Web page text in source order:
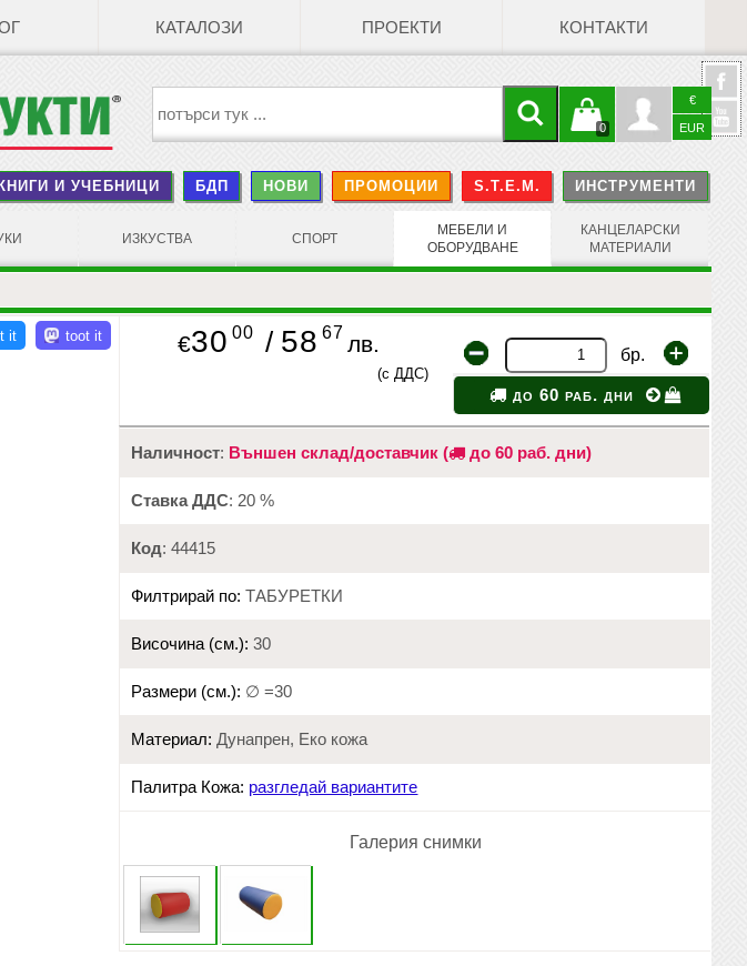
КАТАЛОЗИ ПРОЕКТИ КОНТАКТИ
€
EUR
Профил
0
Кошницата
е празна
И УЧЕБНИЦИ БДП НОВИ ПРОМОЦИИ S.T.E.M. ИНСТРУМЕНТИ
ИЗКУСТВА СПОРТ
МЕБЕЛИ И
ОБОРУДВАНЕ
КАНЦЕЛАРСКИ
МАТЕРИАЛИ
€30 00 / 58 67 лв.
(с ДДС)
бр.
до 60 раб. дни
Наличност: Външен склад/доставчик ( до 60 раб. дни)
Ставка ДДС: 20 %
Код: 44415
Филтрирай по: ТАБУРЕТКИ
Височина (см.): 30
Размери (см.): ∅ =30
Материал: Дунапрен, Еко кожа
Палитра Кожа: разгледай вариантите
Галерия снимки